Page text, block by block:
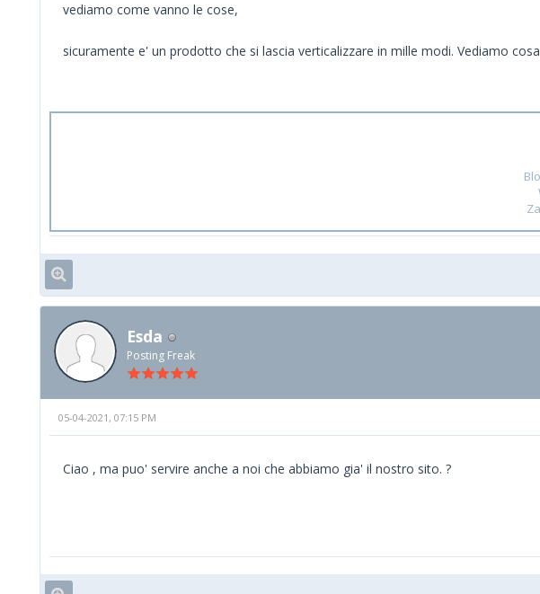
vediamo come vanno le cose,
sicuramente e' un prodotto che si lascia verticalizzare in mille modi. Vediamo
Esda
Posting Freak
05-04-2021, 07:15 PM
Ciao , ma puo' servire anche a noi che abbiamo gia' il nostro sito. ?